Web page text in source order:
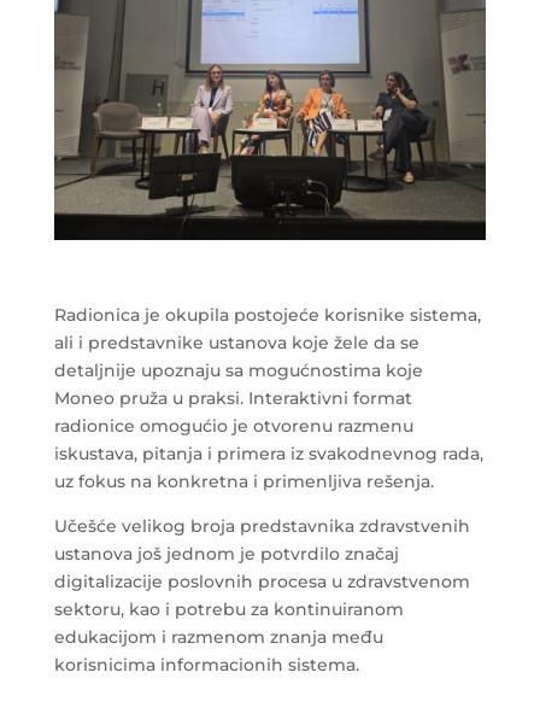
Radionica je okupila postojeće korisnike sistema,
ali i predstavnike ustanova koje žele da se
detaljnije upoznaju sa mogućnostima koje
Moneo pruža u praksi. Interaktivni format
radionice omogućio je otvorenu razmenu
iskustava, pitanja i primera iz svakodnevnog rada,
uz fokus na konkretna i primenljiva rešenja.
Učešće velikog broja predstavnika zdravstvenih
ustanova još jednom je potvrdilo značaj
digitalizacije poslovnih procesa u zdravstvenom
sektoru, kao i potrebu za kontinuiranom
edukacijom i razmenom znanja među
korisnicima informacionih sistema.